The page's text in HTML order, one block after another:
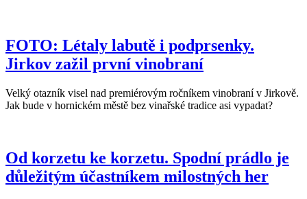
FOTO: Létaly labutě i podprsenky.
Jirkov zažil první vinobraní
Velký otazník visel nad premiérovým ročníkem vinobraní v Jirkově.
Jak bude v hornickém městě bez vinařské tradice asi vypadat?
Od korzetu ke korzetu. Spodní prádlo je
důležitým účastníkem milostných her